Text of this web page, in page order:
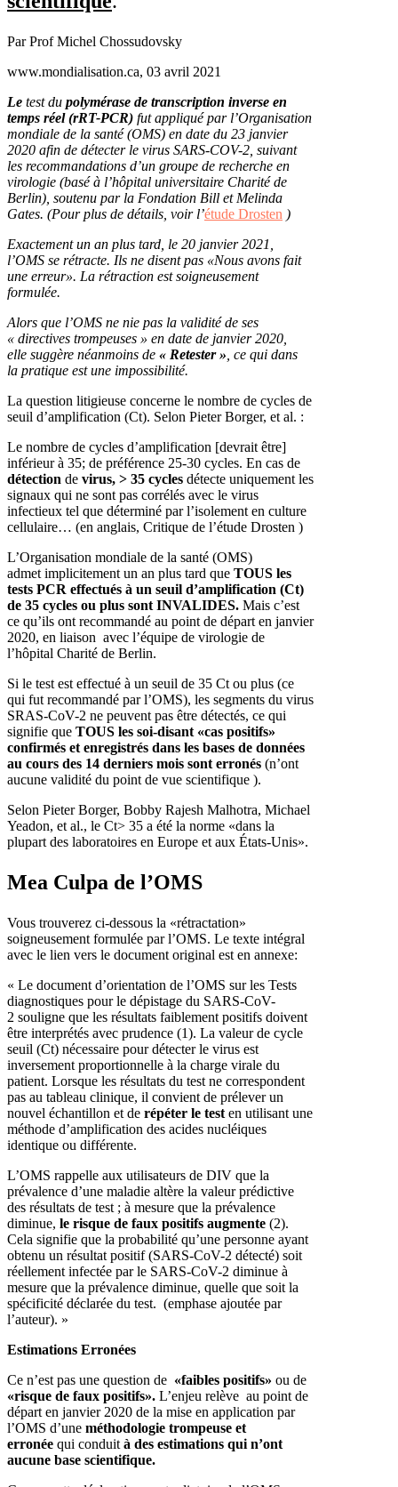
Par Prof Michel Chossudovsky
www.mondialisation.ca, 03 avril 2021
Le test du polymérase de transcription inverse en
temps réel (rRT-PCR) fut appliqué par l’Organisation
mondiale de la santé (OMS) en date du 23 janvier
2020 afin de détecter le virus SARS-COV-2, suivant
les recommandations d’un groupe de recherche en
virologie (basé à l’hôpital universitaire Charité de
Berlin), soutenu par la Fondation Bill et Melinda
Gates. (Pour plus de détails, voir l’étude Drosten )
Exactement un an plus tard, le 20 janvier 2021,
l’OMS se rétracte. Ils ne disent pas «Nous avons fait
une erreur». La rétraction est soigneusement
formulée.
Alors que l’OMS ne nie pas la validité de ses
« directives trompeuses » en date de janvier 2020,
elle suggère néanmoins de « Retester » , ce qui dans
la pratique est une impossibilité.
La question litigieuse concerne le nombre de cycles de
seuil d’amplification (Ct). Selon Pieter Borger, et al. :
Le nombre de cycles d’amplification [devrait être]
inférieur à 35; de préférence 25-30 cycles. En cas de
détection de virus, > 35 cycles détecte uniquement les
signaux qui ne sont pas corrélés avec le virus
infectieux tel que déterminé par l’isolement en culture
cellulaire… (en anglais, Critique de l’étude Drosten )
L’Organisation mondiale de la santé (OMS)
admet implicitement un an plus tard que TOUS les
tests PCR effectués à un seuil d’amplification (Ct)
de 35 cycles ou plus sont INVALIDES. Mais c’est
ce qu’ils ont recommandé au point de départ en janvier
2020, en liaison avec l’équipe de virologie de
l’hôpital Charité de Berlin.
Si le test est effectué à un seuil de 35 Ct ou plus (ce
qui fut recommandé par l’OMS), les segments du virus
SRAS-CoV-2 ne peuvent pas être détectés, ce qui
signifie que TOUS les soi-disant «cas positifs»
confirmés et enregistrés dans les bases de données
au cours des 14 derniers mois sont erronés (n’ont
aucune validité du point de vue scientifique ).
Selon Pieter Borger, Bobby Rajesh Malhotra, Michael
Yeadon, et al., le Ct> 35 a été la norme «dans la
plupart des laboratoires en Europe et aux États-Unis».
Mea Culpa de l’OMS
Vous trouverez ci-dessous la «rétractation»
soigneusement formulée par l’OMS. Le texte intégral
avec le lien vers le document original est en annexe:
« Le document d’orientation de l’OMS sur les Tests
diagnostiques pour le dépistage du SARS-CoV-
2 souligne que les résultats faiblement positifs doivent
être interprétés avec prudence (1). La valeur de cycle
seuil (Ct) nécessaire pour détecter le virus est
inversement proportionnelle à la charge virale du
patient. Lorsque les résultats du test ne correspondent
pas au tableau clinique, il convient de prélever un
nouvel échantillon et de répéter le test en utilisant une
méthode d’amplification des acides nucléiques
identique ou différente.
L’OMS rappelle aux utilisateurs de DIV que la
prévalence d’une maladie altère la valeur prédictive
des résultats de test ; à mesure que la prévalence
diminue, le risque de faux positifs augmente (2).
Cela signifie que la probabilité qu’une personne ayant
obtenu un résultat positif (SARS-CoV-2 détecté) soit
réellement infectée par le SARS-CoV-2 diminue à
mesure que la prévalence diminue, quelle que soit la
spécificité déclarée du test. (emphase ajoutée par
l’auteur). »
Estimations Erronées
Ce n’est pas une question de «faibles positifs» ou de
«risque de faux positifs». L’enjeu relève au point de
départ en janvier 2020 de la mise en application par
l’OMS d’une méthodologie trompeuse et
erronée qui conduit à des estimations qui n’ont
aucune base scientifique.